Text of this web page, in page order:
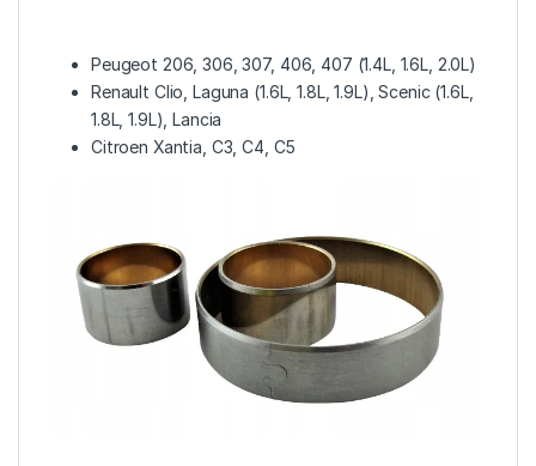
Peugeot 206, 306, 307, 406, 407 (1.4L, 1.6L, 2.0L)
Renault Clio, Laguna (1.6L, 1.8L, 1.9L), Scenic (1.6L,
1.8L, 1.9L), Lancia
Citroen Xantia, C3, C4, C5